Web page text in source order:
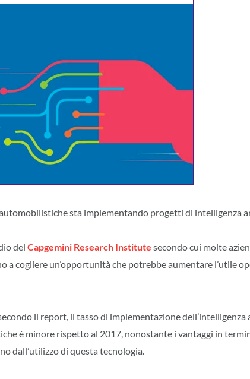
sta implementando progetti di intelligenza
del Capgemini Research Institute secondo cui molte
a cogliere un’opportunità che potrebbe aumentare l’utile
il report, il tasso di implementazione
è minore rispetto al 2017, nonostante i vantaggi in
dall’utilizzo di questa tecnologia.